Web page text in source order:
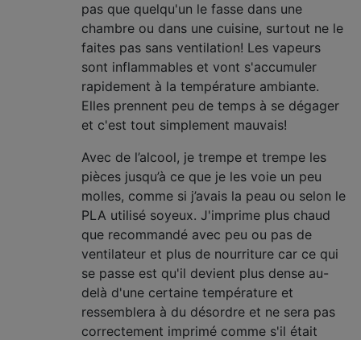
pas que quelqu'un le fasse dans une
chambre ou dans une cuisine, surtout ne le
faites pas sans ventilation! Les vapeurs
sont inflammables et vont s'accumuler
rapidement à la température ambiante.
Elles prennent peu de temps à se dégager
et c'est tout simplement mauvais!
Avec de l’alcool, je trempe et trempe les
pièces jusqu’à ce que je les voie un peu
molles, comme si j’avais la peau ou selon le
PLA utilisé soyeux. J'imprime plus chaud
que recommandé avec peu ou pas de
ventilateur et plus de nourriture car ce qui
se passe est qu'il devient plus dense au-
delà d'une certaine température et
ressemblera à du désordre et ne sera pas
correctement imprimé comme s'il était